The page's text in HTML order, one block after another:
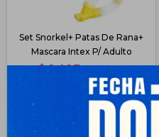
Set Snorkel+ Patas De Rana+
Mascara Intex P/ Adulto
$ 1.493
1.120